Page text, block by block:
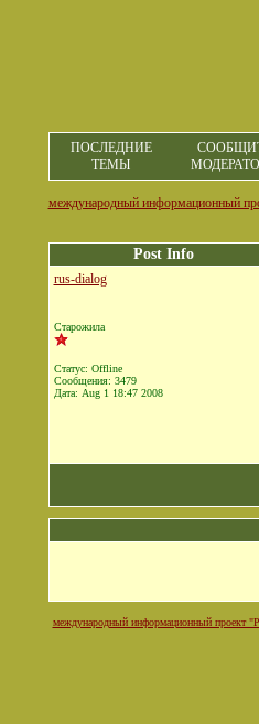
ПОСЛЕДНИЕ
ТЕМЫ
международный
Post Info
rus-dialog
Старожила
Статус: Offline
Сообщения: 3479
Дата: Aug 1 18:47 2008
международный информационный